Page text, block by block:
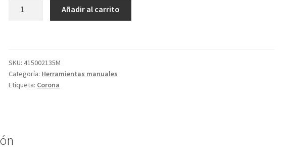
cantidad
Añadir al carrito
SKU:415002135M
Categoría: Herramientas manuales
Etiqueta: Corona